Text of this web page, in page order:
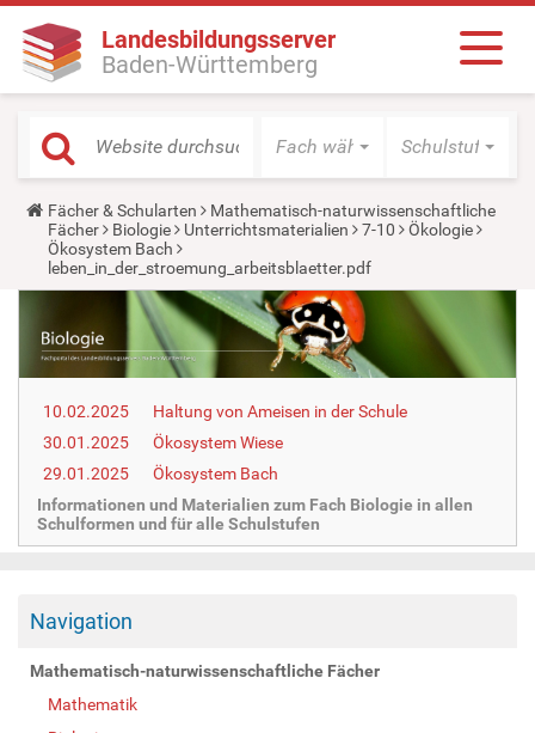
Landesbildungsserver
Baden-Württemberg
Fach wählen Schulstufe
Y
o
u
a
r
e
r
e
Fächer & Schularten
Mathematisch-naturwissenschaftliche
Fächer
Biologie Unterrichtsmaterialien 7-10
Ökologie
Ökosystem Bach
leben_in_der_stroemung_arbeitsblaetter.pdf
10.02.2025
Haltung von Ameisen in der Schule
30.01.2025
Ökosystem Wiese
29.01.2025
Ökosystem Bach
Informationen und Materialien zum Fach Biologie in allen
Schulformen und für alle Schulstufen
Navigation
Mathematisch-naturwissenschaftliche Fächer
Mathematik